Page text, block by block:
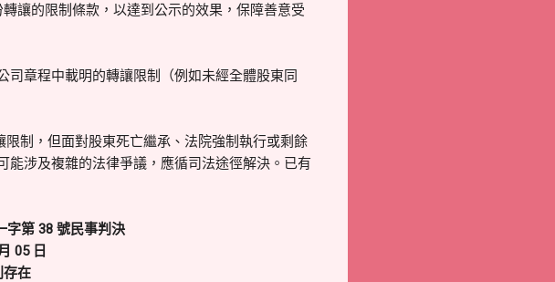
讓的限制條款，以達到公示的效果，保障善意受
章程中載明的轉讓限制（例如未經全體股東同
制，但面對股東死亡繼承、法院強制執行或剩餘
涉及複雜的法律爭議，應循司法途徑解決。已有
字第 38 號民事判決
05 日
存在